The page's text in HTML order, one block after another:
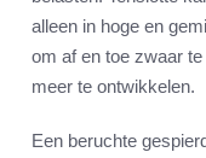
alleen in hoge en
om af en toe zwaar
meer te ontwikkelen.
Een beruchte